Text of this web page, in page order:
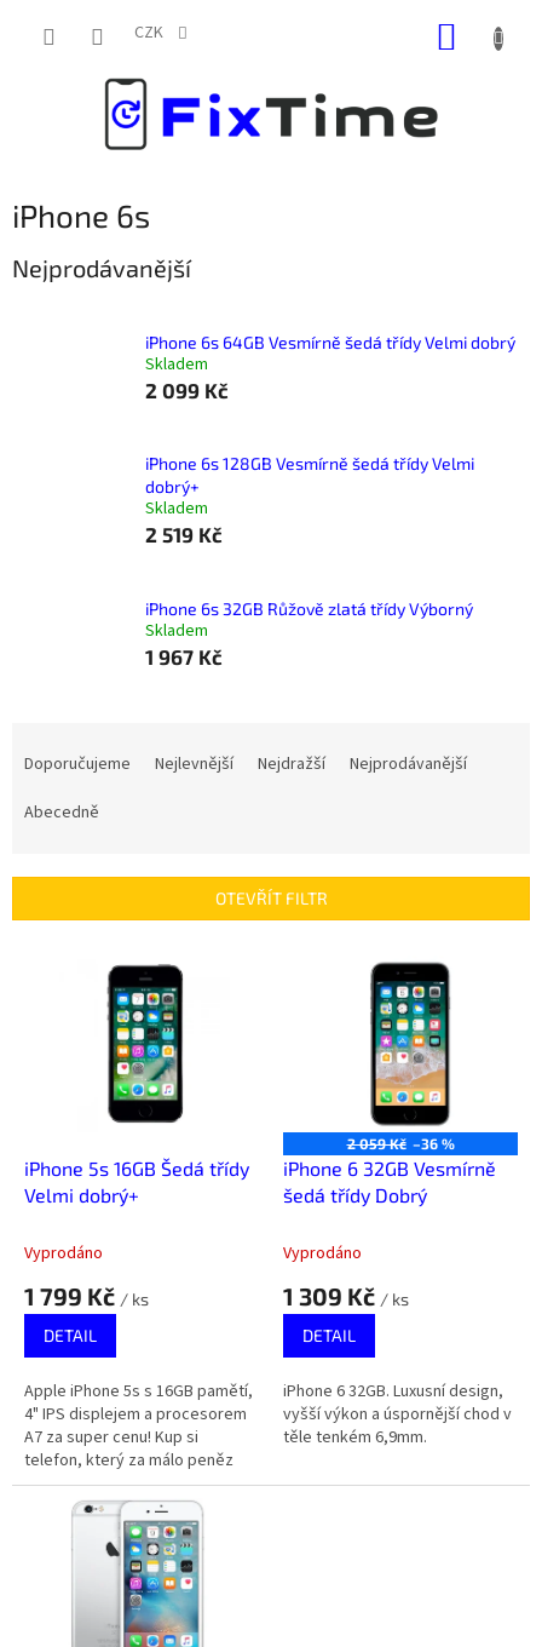
CZK
iPhone 6s
Nejprodávanější
iPhone 6s 64GB Vesmírně šedá třídy Velmi dobrý
Skladem
2 099 Kč
iPhone 6s 128GB Vesmírně šedá třídy Velmi
dobrý+
Skladem
2 519 Kč
iPhone 6s 32GB Růžově zlatá třídy Výborný
Skladem
1 967 Kč
r
Doporučujeme Nejlevnější Nejdražší
Nejprodávanější
Abecedně
OTEVŘÍT FILTR
iPhone 5s 16GB Šedá třídy
Velmi dobrý+
Vyprodáno
1 799 Kč / ks
DETAIL
Apple iPhone 5s s 16GB pamětí,
4" IPS displejem a procesorem
A7 za super cenu! Kup si
telefon, který za málo peněz
zahraje spoustu muziky.
2 059 Kč –36 %
iPhone 6 32GB Vesmírně
šedá třídy Dobrý
Vyprodáno
1 309 Kč / ks
DETAIL
iPhone 6 32GB. Luxusní design,
vyšší výkon a úspornější chod v
těle tenkém 6,9mm.